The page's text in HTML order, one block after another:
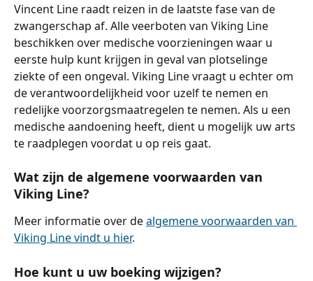
Vincent Line raadt reizen in de laatste fase van de
zwangerschap af. Alle veerboten van Viking Line
beschikken over medische voorzieningen waar u
eerste hulp kunt krijgen in geval van plotselinge
ziekte of een ongeval. Viking Line vraagt ​​u echter om
de verantwoordelijkheid voor uzelf te nemen en
redelijke voorzorgsmaatregelen te nemen. Als u een
medische aandoening heeft, dient u mogelijk uw arts
te raadplegen voordat u op reis gaat.
Wat zijn de algemene voorwaarden van
Viking Line?
Meer informatie over de algemene voorwaarden van
Viking Line vindt u hier.
Hoe kunt u uw boeking wijzigen?